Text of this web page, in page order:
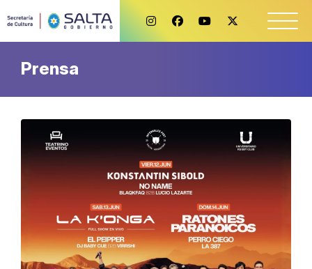
Prensa